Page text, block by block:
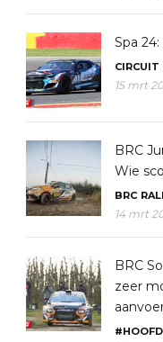
Spa
CIRCUIT
15 mrt
BRC
Wie
BRC
14 mrt
BRC
zeer